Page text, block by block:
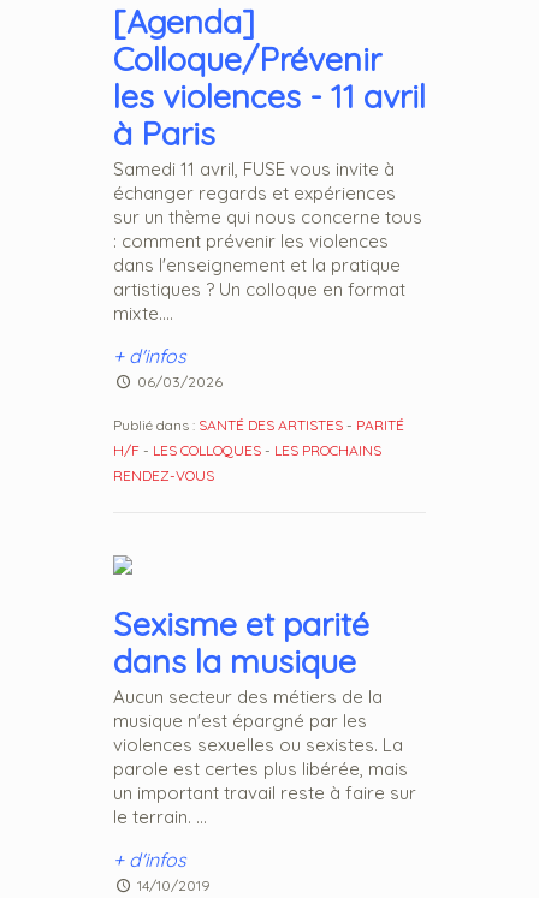
[Agenda]
Colloque/Prévenir
les violences - 11 avril
à Paris
Samedi 11 avril, FUSE vous invite à
échanger regards et expériences
sur un thème qui nous concerne tous
: comment prévenir les violences
dans l'enseignement et la pratique
artistiques ? Un colloque en format
mixte....
+ d'infos
06/03/2026
Publié dans : SANTÉ DES ARTISTES - PARITÉ
H/F - LES COLLOQUES - LES PROCHAINS
RENDEZ-VOUS
Sexisme et parité
dans la musique
Aucun secteur des métiers de la
musique n'est épargné par les
violences sexuelles ou sexistes. La
parole est certes plus libérée, mais
un important travail reste à faire sur
le terrain. ...
+ d'infos
14/10/2019